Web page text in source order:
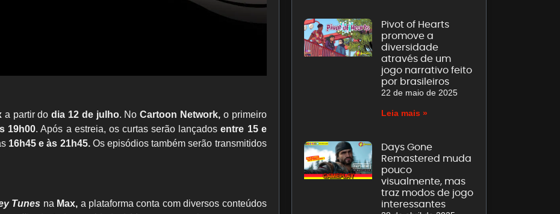
a partir dodia 12 de julho. NoCartoon Network, o primeiro
19h00. Após a estreia, os curtas serão lançados entre 15 e
16h45 e às 21h45.Os episódios também serão transmitidos
Tunes na Max, a plataforma conta com diversos conteúdos
Pivot of Hearts
promove a
diversidade
através de um
jogo narrativo feito
por brasileiros
22 de maio de 2025
Leia mais »
Days Gone
Remastered muda
pouco
visualmente, mas
traz modos de jogo
interessantes